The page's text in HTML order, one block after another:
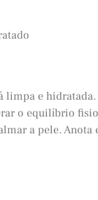
e
o equilíbrio
a pele. Anota